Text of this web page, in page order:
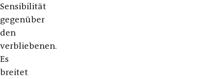
Sensibilität
gegenüber
den
verbliebenen.
Es
breitet